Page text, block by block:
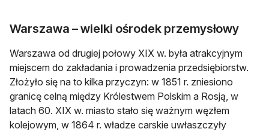
Warszawa – wielki ośrodek przemysłowy
Warszawa od drugiej połowy XIX w. była atrakcyjnym
miejscem do zakładania i prowadzenia przedsiębiorstw.
Złożyło się na to kilka przyczyn: w 1851 r. zniesiono
granicę celną między Królestwem Polskim a Rosją, w
latach 60. XIX w. miasto stało się ważnym węzłem
kolejowym, w 1864 r. władze carskie uwłaszczyły